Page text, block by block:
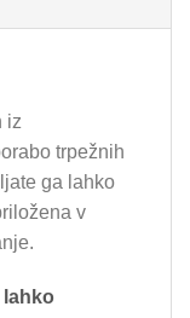
iz
trpežnih
ga lahko
v
lahko